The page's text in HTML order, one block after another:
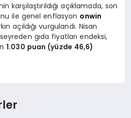
karşılaştırıldığı açıklamada, son
ile genel enflasyon onwin
açıldığı vurgulandı. Nisan
gıda fiyatları endeksi,
1.030 puan (yüzde 46,6)